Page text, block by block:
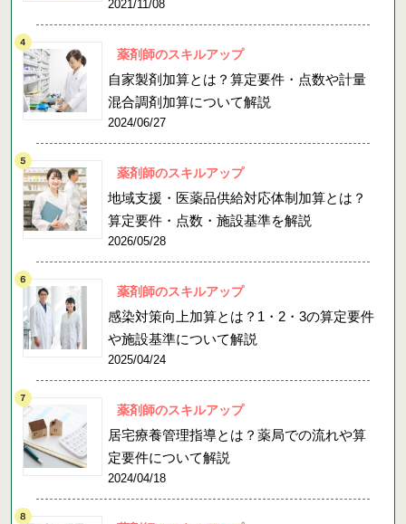
2021/11/08
薬剤師のスキルアップ
自家製剤加算とは？算定要件・点数や計量
混合調剤加算について解説
2024/06/27
薬剤師のスキルアップ
地域支援・医薬品供給対応体制加算とは？
算定要件・点数・施設基準を解説
2026/05/28
薬剤師のスキルアップ
感染対策向上加算とは？1・2・3の算定要件
や施設基準について解説
2025/04/24
薬剤師のスキルアップ
居宅療養管理指導とは？薬局での流れや算
定要件について解説
2024/04/18